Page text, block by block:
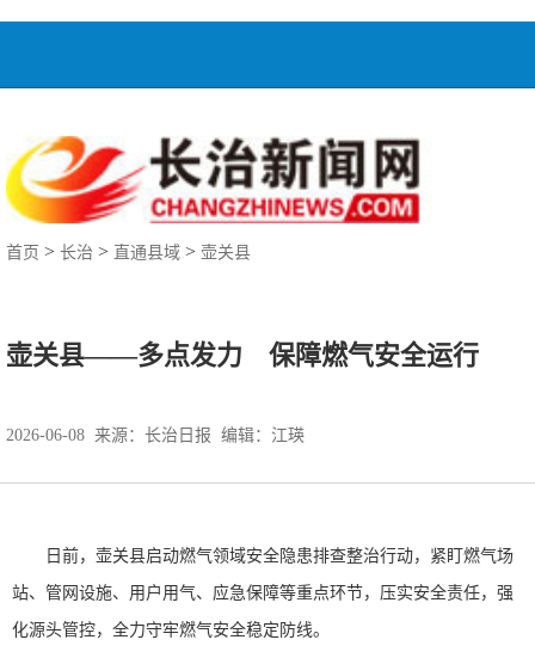
首页 > 长治 > 直通县域 > 壶关县
壶关县——多点发力 保障燃气安全运行
2026-06-08 来源： 长治日报 编辑：江瑛
日前，壶关县启动燃气领域安全隐患排查整治行动，紧盯燃气场
站、管网设施、用户用气、应急保障等重点环节，压实安全责任，强
化源头管控，全力守牢燃气安全稳定防线。